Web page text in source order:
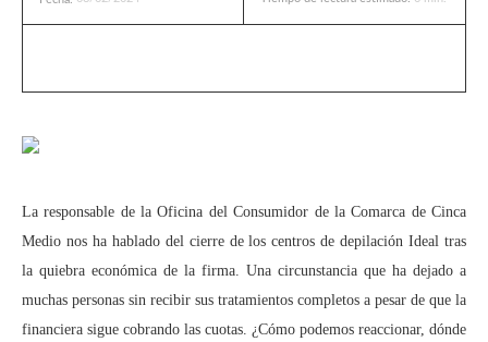
La responsable de la Oficina del Consumidor de la Comarca de Cinca
Medio nos ha hablado del cierre de los centros de depilación Ideal tras
la quiebra económica de la firma. Una circunstancia que ha dejado a
muchas personas sin recibir sus tratamientos completos a pesar de que la
financiera sigue cobrando las cuotas. ¿Cómo podemos reaccionar, dónde